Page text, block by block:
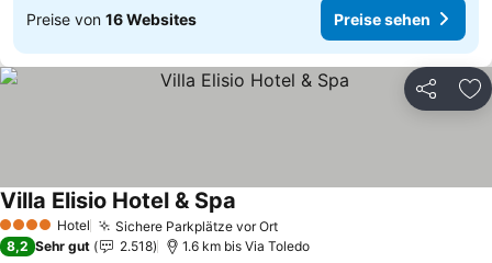
Preise von 16 Websites Preise sehen
Teilen
4 Sterne Hotel Sichere Parkplätze vor Ort
Villa Elisio Hotel & Spa
8,2 Sehr gut 2.518 1.6 km bis Via Toledo